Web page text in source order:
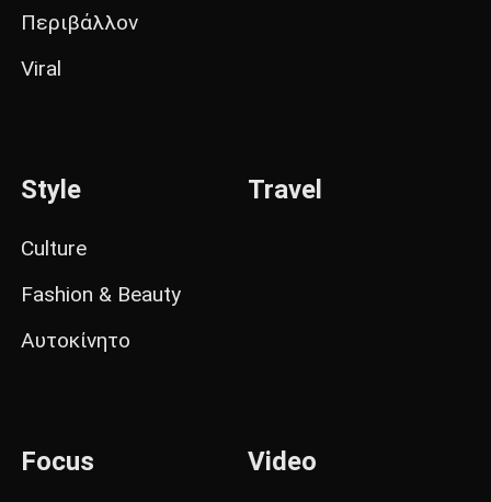
Περιβάλλον
Viral
Style
Culture
Fashion & Beauty
Αυτοκίνητο
Travel
Focus Video